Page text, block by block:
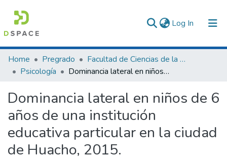
Log In (current)
Communities & Collections
All of DSpace
Statistics
Home Pregrado
Facultad de Ciencias de la Salud
Psicología
Dominancia lateral en niños de 6 años de una institución educativa particular en la ciudad de Huacho, 2015.
Dominancia lateral en niños de 6
años de una institución
educativa particular en la ciudad
de Huacho, 2015.